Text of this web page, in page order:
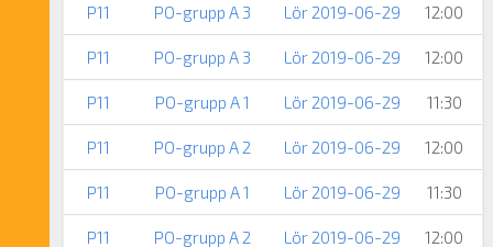
P11 PO-grupp A 3 Lör 2019-06-29 12:00
P11 PO-grupp A 3 Lör 2019-06-29 12:00
P11 PO-grupp A 1 Lör 2019-06-29 11:30
P11 PO-grupp A 2 Lör 2019-06-29 12:00
P11 PO-grupp A 1 Lör 2019-06-29 11:30
P11 PO-grupp A 2 Lör 2019-06-29 12:00